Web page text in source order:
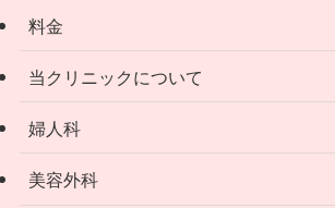
料金
当クリニックについて
婦人科
美容外科